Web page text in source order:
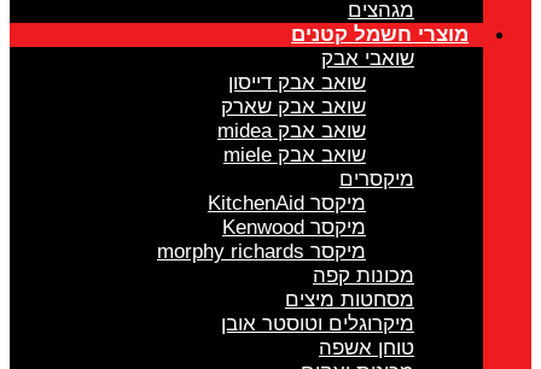
מוצרי חשמל קטנים
שואבי אבק
שואב אבק דייסון
שואב אבק שארק
שואב אבק midea
שואב אבק miele
מיקסרים
מכונות קפה
מסחטות מיצים
מיקרוגלים וטוסטר אובן
טוחן אשפה